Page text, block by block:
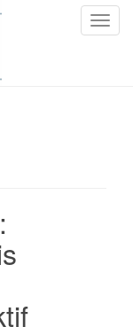
T